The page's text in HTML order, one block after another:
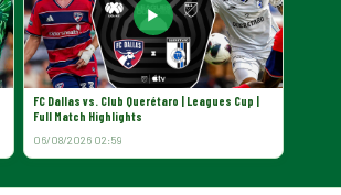
▶
FC Dallas vs. Club Querétaro | Leagues Cup |
Full Match Highlights
06/08/2026 02:59